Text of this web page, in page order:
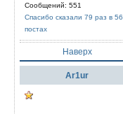
Сообщений: 551
Спасибо сказали 79 раз в 56
постах
Наверх
Ar1ur